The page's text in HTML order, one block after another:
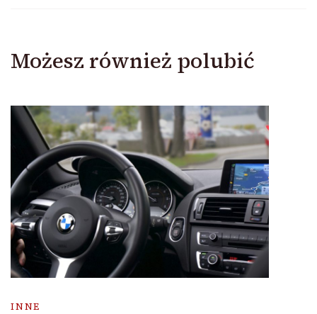
Możesz również polubić
INNE